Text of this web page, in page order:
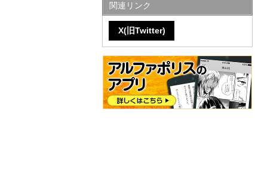
関連リンク
X(旧Twitter)